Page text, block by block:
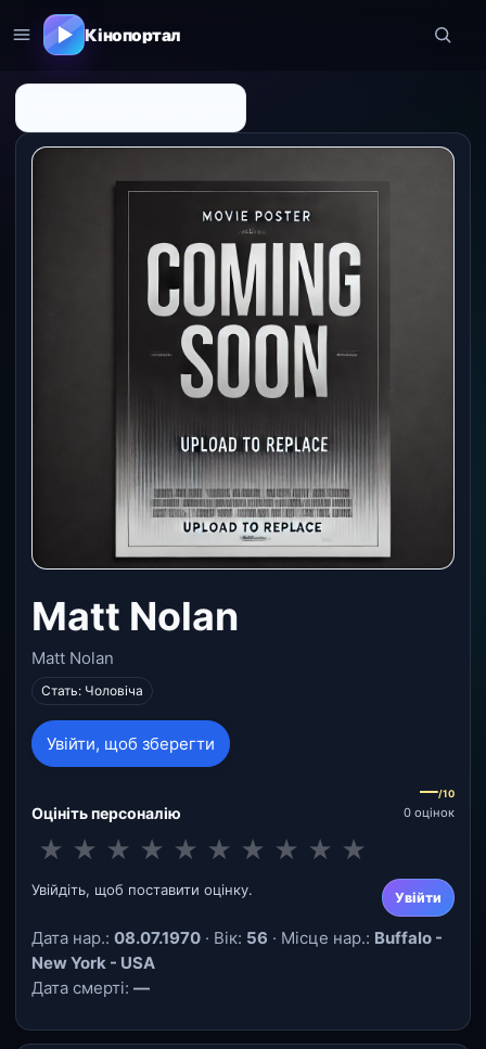
Кінопортал
Matt Nolan
Matt Nolan
Стать: Чоловіча
Увійти, щоб зберегти
Оцініть персоналію
—/10
0 оцінок
★ ★ ★ ★ ★ ★ ★ ★ ★ ★
Увійдіть, щоб поставити оцінку. Увійти
Дата нар.: 08.07.1970 · Вік: 56 · Місце нар.: Buffalo -
New York - USA
Дата смерті: —